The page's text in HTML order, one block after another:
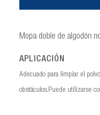
Mopa doble de algodón
APLICACIÓN
Adecuado para limpiar el
obstáculos.Puede utilizarse